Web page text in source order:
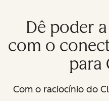
Dê poder
com o
para
Com o raciocínio do